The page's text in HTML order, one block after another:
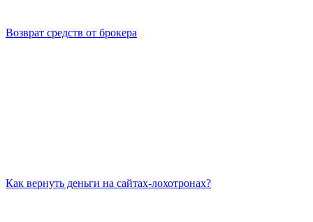
Возврат средств от брокера
Как вернуть деньги на сайтах-лохотронах?